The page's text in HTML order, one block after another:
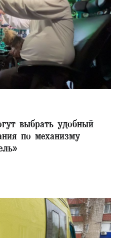
выбрать удобный
по механизму